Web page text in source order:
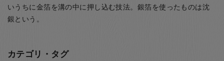
いうちに金箔を溝の中に押し込む技法。銀箔を使ったものは沈
銀という。
カテゴリ・タグ